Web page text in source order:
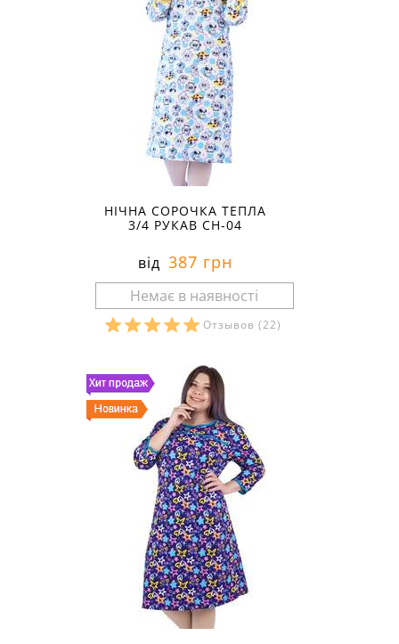
НІЧНА СОРОЧКА ТЕПЛА
3/4 РУКАВ СН-04
від 387 грн
Отзывов (22)